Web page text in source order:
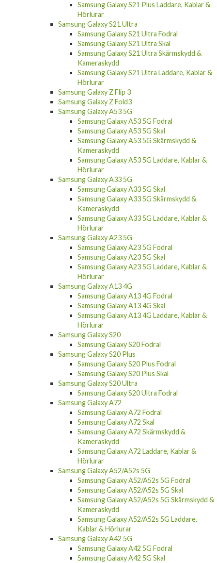
Samsung Galaxy S21 Plus Laddare, Kablar &
Hörlurar
Samsung Galaxy S21 Ultra
Samsung Galaxy S21 Ultra Fodral
Samsung Galaxy S21 Ultra Skal
Samsung Galaxy S21 Ultra Skärmskydd &
Kameraskydd
Samsung Galaxy S21 Ultra Laddare, Kablar &
Hörlurar
Samsung Galaxy Z Flip 3
Samsung Galaxy Z Fold3
Samsung Galaxy A53 5G
Samsung Galaxy A53 5G Fodral
Samsung Galaxy A53 5G Skal
Samsung Galaxy A53 5G Skärmskydd &
Kameraskydd
Samsung Galaxy A53 5G Laddare, Kablar &
Hörlurar
Samsung Galaxy A33 5G
Samsung Galaxy A33 5G Skal
Samsung Galaxy A33 5G Skärmskydd &
Kameraskydd
Samsung Galaxy A33 5G Laddare, Kablar &
Hörlurar
Samsung Galaxy A23 5G
Samsung Galaxy A23 5G Fodral
Samsung Galaxy A23 5G Skal
Samsung Galaxy A23 5G Laddare, Kablar &
Hörlurar
Samsung Galaxy A13 4G
Samsung Galaxy A13 4G Fodral
Samsung Galaxy A13 4G Skal
Samsung Galaxy A13 4G Laddare, Kablar &
Hörlurar
Samsung Galaxy S20
Samsung Galaxy S20 Fodral
Samsung Galaxy S20 Plus
Samsung Galaxy S20 Plus Fodral
Samsung Galaxy S20 Plus Skal
Samsung Galaxy S20 Ultra
Samsung Galaxy S20 Ultra Fodral
Samsung Galaxy A72
Samsung Galaxy A72 Fodral
Samsung Galaxy A72 Skal
Samsung Galaxy A72 Skärmskydd &
Kameraskydd
Samsung Galaxy A72 Laddare, Kablar &
Hörlurar
Samsung Galaxy A52/A52s 5G
Samsung Galaxy A52/A52s 5G Fodral
Samsung Galaxy A52/A52s 5G Skal
Samsung Galaxy A52/A52s 5G Skärmskydd &
Kameraskydd
Samsung Galaxy A52/A52s 5G Laddare,
Kablar & Hörlurar
Samsung Galaxy A42 5G
Samsung Galaxy A42 5G Fodral
Samsung Galaxy A42 5G Skal